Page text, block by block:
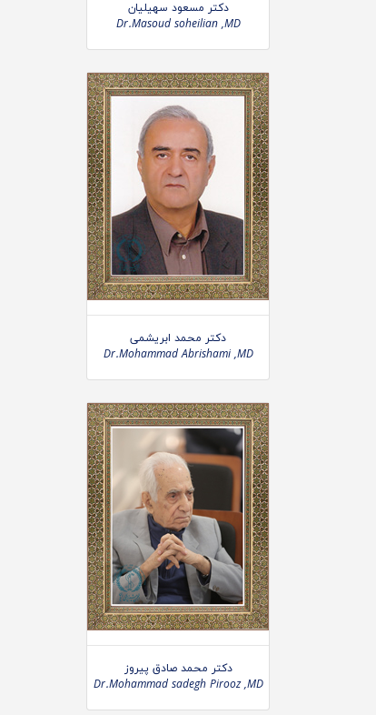
دکتر مسعود سهیلیان
Dr.Masoud soheilian ,MD
دکتر محمد ابریشمی
Dr.Mohammad Abrishami ,MD
دکتر محمد صادق پیروز
Dr.Mohammad sadegh Pirooz ,MD